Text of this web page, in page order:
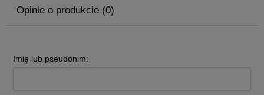
Opinie o produkcie (0)
Imię lub pseudonim: